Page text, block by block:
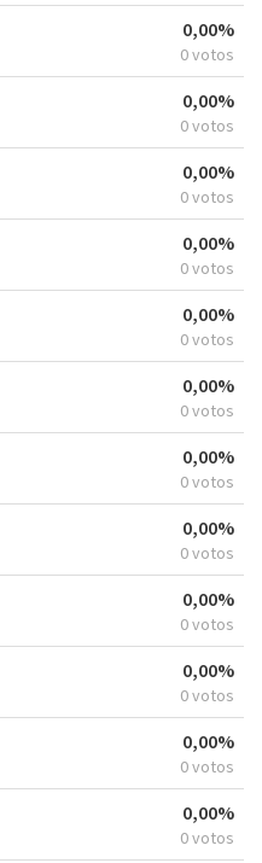
0,00%
0 votos
0,00%
0 votos
0,00%
0 votos
0,00%
0 votos
0,00%
0 votos
0,00%
0 votos
0,00%
0 votos
0,00%
0 votos
0,00%
0 votos
0,00%
0 votos
0,00%
0 votos
0,00%
0 votos